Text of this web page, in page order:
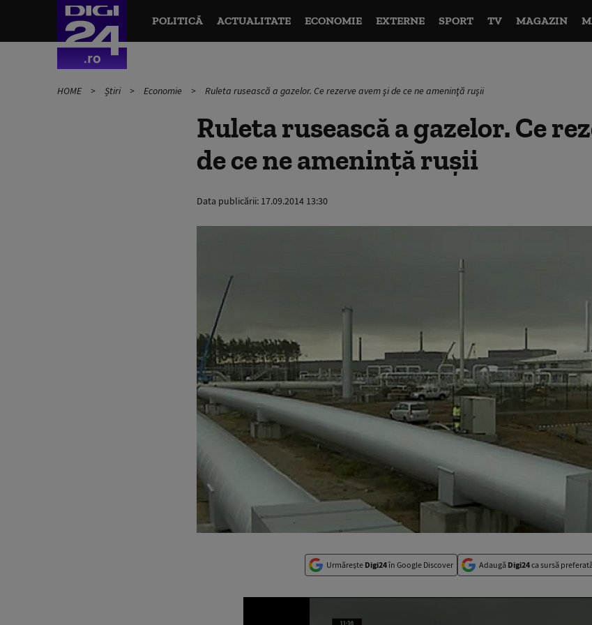
POLITICĂ ACTUALITATE ECONOMIE EXTERNE SPORT TV MAGAZIN
HOME Știri Economie Ruleta rusească a gazelor. Ce rezerve avem şi de ce ne ameninţă ruşii
Ruleta rusească a gazelor. Ce
de ce ne ameninţă ruşii
Data publicării: 17.09.2014 13:30
Urmărește Digi24în Google Discover Adaugă Digi24ca sursă